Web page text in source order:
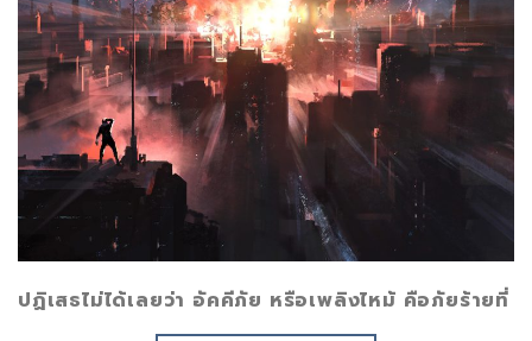
ปฏิเสธไม่ได้เลยว่า อัคคีภัย หรือเพลิงไหม้ คือภัยร้ายที่